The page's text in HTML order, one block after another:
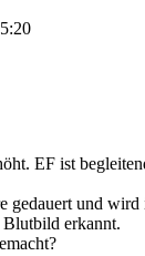
EF ist
gedauert und
Blutbild erkannt.